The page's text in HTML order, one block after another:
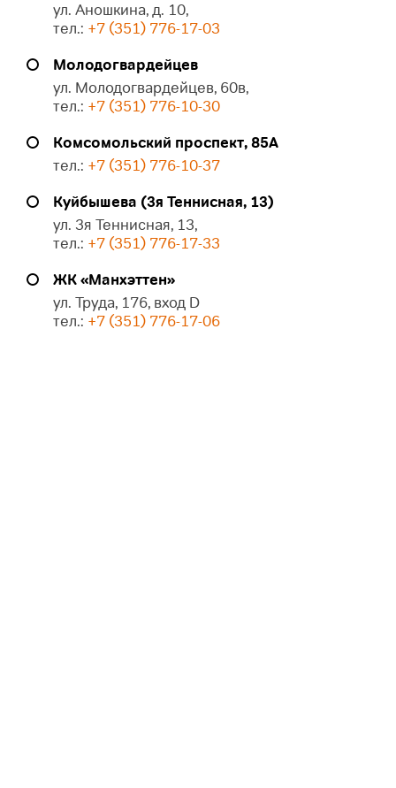
ул. Аношкина, д. 10,
тел.: +7 (351) 776-17-03
Молодогвардейцев
ул. Молодогвардейцев, 60в,
тел.: +7 (351) 776-10-30
Комсомольский проспект, 85А
тел.: +7 (351) 776-10-37
Куйбышева (3я Теннисная, 13)
ул. 3я Теннисная, 13,
тел.: +7 (351) 776-17-33
ЖК «Манхэттен»
ул. Труда, 176, вход D
тел.: +7 (351) 776-17-06